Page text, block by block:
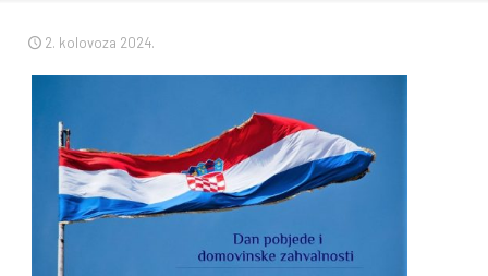
2. kolovoza 2024.